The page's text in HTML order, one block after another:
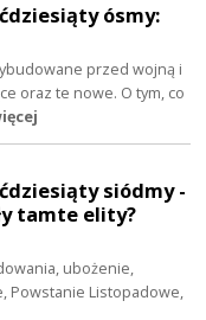
ósmy:
przed wojną i
oraz te nowe. O tym, co
siódmy -
tamte elity?
ubożenie,
Powstanie Listopadowe,